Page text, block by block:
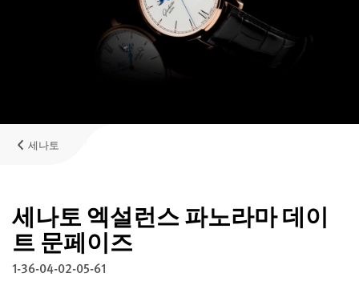
글라슈테 오리지널 브랜드
매뉴팩처, 히스토리, 그리고 파트너들
내계정
서비스
워런티, 시계 개선과 복구
연락처
세나토
세나토 엑설런스 파노라마 데이
트 문페이즈
1-36-04-02-05-61